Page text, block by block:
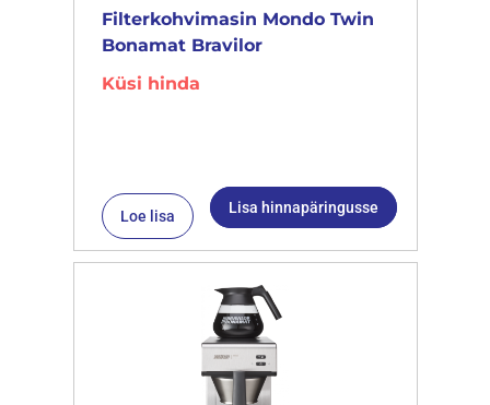
Filterkohvimasin Mondo Twin
Bonamat Bravilor
Küsi hinda
Loe lisa Lisa hinnapäringusse